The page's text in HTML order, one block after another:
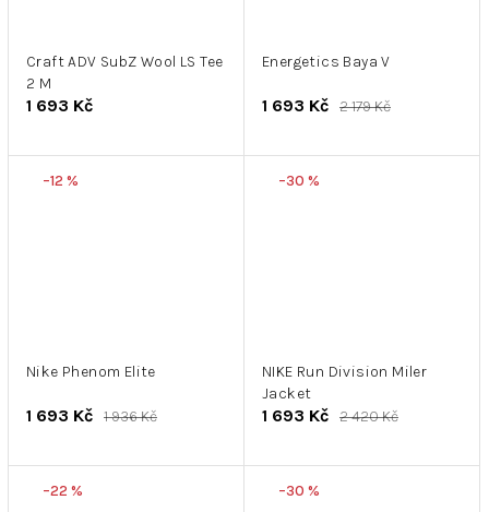
Craft ADV SubZ Wool LS Tee
2 M
1 693 Kč
Energetics Baya V
1 693 Kč 2 179 Kč
–12 %
Nike Phenom Elite
1 693 Kč 1 936 Kč
–30 %
NIKE Run Division Miler
Jacket
1 693 Kč 2 420 Kč
–22 % –30 %